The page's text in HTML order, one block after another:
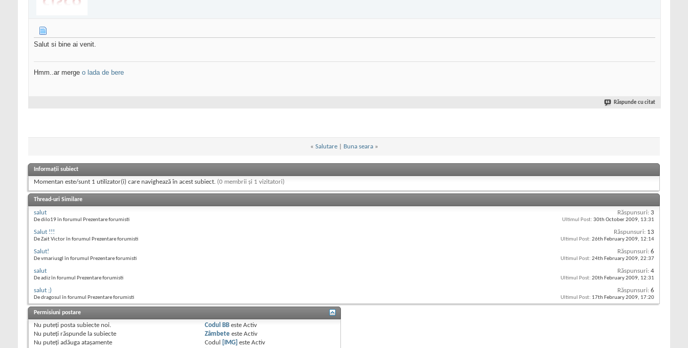
Salut si bine ai venit.
Hmm..ar merge o lada de bere
Răspunde cu citat
« Salutare| Buna seara »
Informații subiect
Momentan este/sunt 1 utilizator(i) care navighează în acest subiect. (0 membrii și 1 vizitatori)
Thread-uri Similare
salut
De dilo19 în forumul Prezentare forumisti
Răspunsuri: 3
Ultimul Post: 30th October 2009, 13:31
Salut !!!
De Zait Victor în forumul Prezentare forumisti
Răspunsuri: 13
Ultimul Post: 26th February 2009, 12:14
Salut!
De vmariusgl în forumul Prezentare forumisti
Răspunsuri: 6
Ultimul Post: 24th February 2009, 22:37
salut
De adiz în forumul Prezentare forumisti
Răspunsuri: 4
Ultimul Post: 20th February 2009, 12:31
salut ;)
De dragosul în forumul Prezentare forumisti
Răspunsuri: 6
Ultimul Post: 17th February 2009, 17:20
Permisiuni postare
Nu puteţi posta subiecte noi.
Nu puteţi răspunde la subiecte
Nu puteţi adăuga ataşamente
Codul BB esteActiv
Zâmbete esteActiv
Codul
[IMG] esteActiv